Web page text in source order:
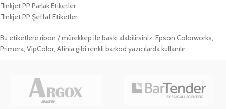
Inkjet PP Parlak Etiketler
Inkjet PP Şeffaf Etiketler
Bu etiketlere ribon / mürekkep ile baskı alabilirsiniz. Epson Colorworks,
Primera, VipColor, Afinia gibi renkli barkod yazıcılarda kullanılır.